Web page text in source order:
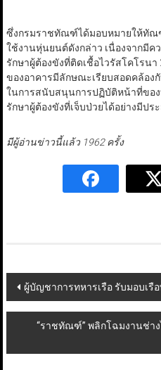
ซึ่งกรมราชทัณฑ์ได้มอบหมายให้ทั
ใช้งานหุ่นยนต์ดังกล่าว เนื่องจากมีค
รักษาผู้ต้องขังที่ติดเชื้อไวรัสโคโรน
ของอาคารมีลักษณะเรียบสอดคล้อง
ในการสนับสนุนการปฏิบัติหน้าที่ขอ
รักษาผู้ต้องขังที่เจ็บป่วยได้อย่างมีป
มีผู้อ่านข่าวนี้แล้ว 1962 ครั้ง
Post
navigation
ผู้บัญชาการทหารเรือ รับมอบเรื
“ราชทัณฑ์” พลิกโฉมงานช่า